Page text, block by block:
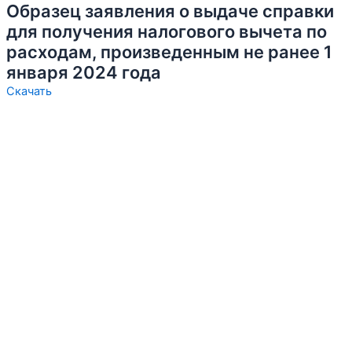
Образец заявления о выдаче справки
для получения налогового вычета по
расходам, произведенным не ранее 1
января 2024 года
Скачать